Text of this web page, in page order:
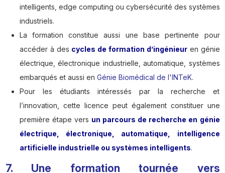
intelligents, edge computing ou cybersécurité des systèmes
industriels.
La formation constitue aussi une base pertinente pour
accéder à des cycles de formation d’ingénieuren génie
électrique, électronique industrielle, automatique, systèmes
embarqués et aussi en Génie Biomédical de l'INTeK.
Pour les étudiants intéressés par la recherche et
l’innovation, cette licence peut également constituer une
première étape vers un parcours de recherche en génie
électrique, électronique, automatique, intelligence
artificielle industrielle ou systèmes intelligents.
7. Une formation tournée vers